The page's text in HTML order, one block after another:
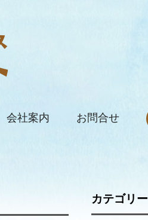
会社案内 お問合せ
カテゴリー